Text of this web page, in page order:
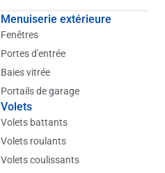
Menuiserie extérieure
Fenêtres
Portes d'entrée
Baies vitrée
Portails de garage
Volets
Volets battants
Volets roulants
Volets coulissants